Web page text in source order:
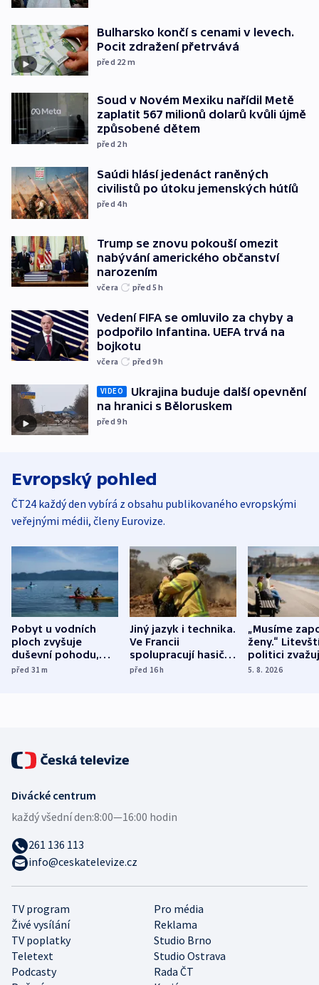
Bulharsko končí s cenami v levech.
Pocit zdražení přetrvává
před 22 m
Soud v Novém Mexiku nařídil Metě
zaplatit 567 milionů dolarů kvůli újmě
způsobené dětem
před 2h
Saúdi hlásí jedenáct raněných
civilistů po útoku jemenských hútíů
před 4h
Trump se znovu pokouší omezit
nabývání amerického občanství
narozením
včera před 5h
Vedení FIFA se omluvilo za chyby a
podpořilo Infantina. UEFA trvá na
bojkotu
včera před 9h
VIDEO
Ukrajina buduje další opevnění
na hranici s Běloruskem
před 9h
Evropský pohled
ČT24 každý den vybírá z obsahu publikovaného evropskými
veřejnými médii, členy Eurovize.
Pobyt u vodních
ploch zvyšuje
duševní pohodu,
ukázala
před 31m
Jiný jazyk i technika.
Ve Francii
spolupracují hasiči z
různých zemí
před 16h
„Musíme
ženy.“
politici
dohodu o
5. 8. 2026
TV program
Pro média
Živé vysílání
Reklama
TV poplatky
Studio Brno
Teletext
Studio Ostrava
Podcasty
Rada ČT
Divácké centrum
každý všední den:8:00—16:00 hodin
261 136 113
info@ceskatelevize.cz